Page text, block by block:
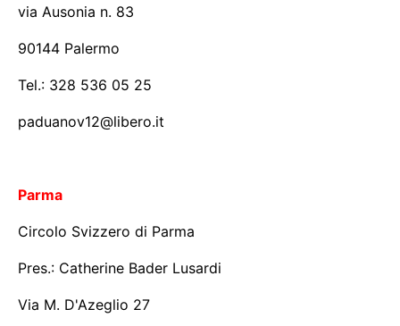
via Ausonia n. 83
90144 Palermo
Tel.: 328 536 05 25
paduanov12@libero.it
Parma
Circolo Svizzero di Parma
Pres.: Catherine Bader Lusardi
Via M. D'Azeglio 27